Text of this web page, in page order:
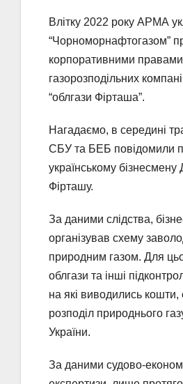
Влітку 2022 року АРМА
“Чорноморнафтогазом”
корпоративними правами
газорозподільних
“облгази Фірташа”.
Нагадаємо, в середині
СБУ та БЕБ повідомили
українському бізнесмену
Фірташу.
За даними слідства,
організував схему
природним газом. Для
облгази та інші
на які виводились кошти,
розподіл природнього
України.
За даними судово-